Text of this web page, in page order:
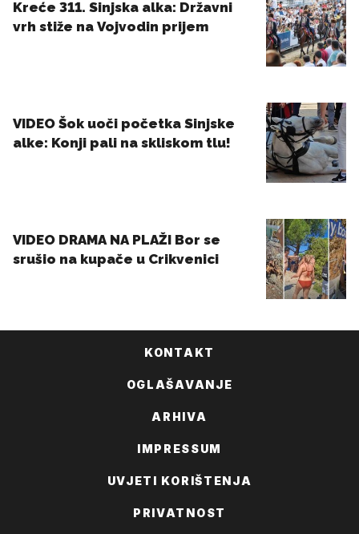
KONTAKT
OGLAŠAVANJE
ARHIVA
IMPRESSUM
UVJETI KORIŠTENJA
PRIVATNOST